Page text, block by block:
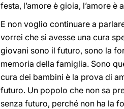
festa, l’amore è gioia, l’amore è
E non voglio continuare a
vorrei che si avesse una cura
giovani sono il futuro, sono la
memoria della famiglia. Sono
cura dei bambini è la prova di
futuro. Un popolo che non sa
senza futuro, perché non ha la